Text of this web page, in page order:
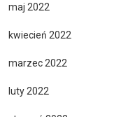
maj 2022
kwiecień 2022
marzec 2022
luty 2022